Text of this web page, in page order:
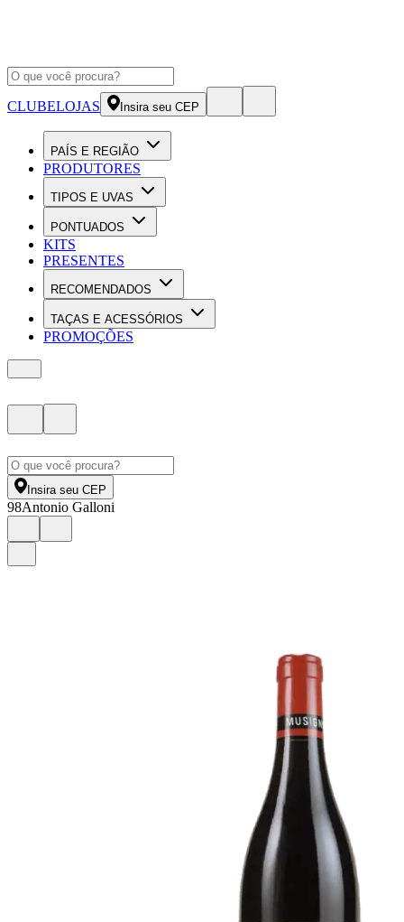
CLUBELOJAS Insira seu CEP
PAÍS E REGIÃO
PRODUTORES
TIPOS E UVAS
PONTUADOS
KITS
PRESENTES
RECOMENDADOS
TAÇAS E ACESSÓRIOS
PROMOÇÕES
Insira seu CEP
98Antonio Galloni